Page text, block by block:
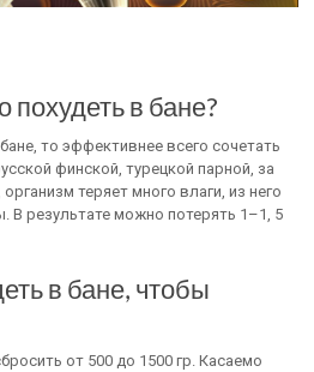
в бане?
то эффективнее всего сочетать
финской, турецкой парной, за
теряет много влаги, из него
В результате можно потерять 1–1, 5
в бане, чтобы
от 500 до 1500 гр. Касаемо